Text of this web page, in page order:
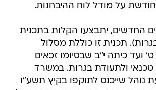
על מודל לוח ההיבחנות.
החדשים, יתבצעו הקלות בתכנית
תכנית זו כוללת מסלול
ועד כיתה י"ב שבסיומו זכאים
טכנאי ולתעודת בגרות. במשרד
נוהל שייכנס לתוקפו בקיץ תשע"ו